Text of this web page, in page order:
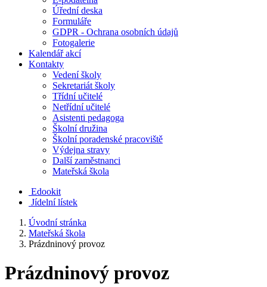
Úřední deska
Formuláře
GDPR - Ochrana osobních údajů
Fotogalerie
Kalendář akcí
Kontakty
Vedení školy
Sekretariát školy
Třídní učitelé
Netřídní učitelé
Asistenti pedagoga
Školní družina
Školní poradenské pracoviště
Výdejna stravy
Další zaměstnanci
Mateřská škola
Edookit
Jídelní lístek
Úvodní stránka
Mateřská škola
Prázdninový provoz
Prázdninový provoz